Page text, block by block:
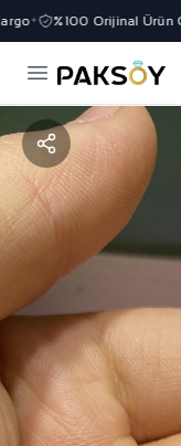
✦ %100 Orijinal Ürün